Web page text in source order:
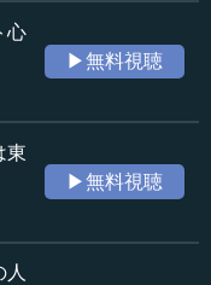
２０１５年６月１
タラクティブセミナ
生きづらさ”を取り除
論』（医学書院）
心
▶無料視聴
東
▶無料視聴